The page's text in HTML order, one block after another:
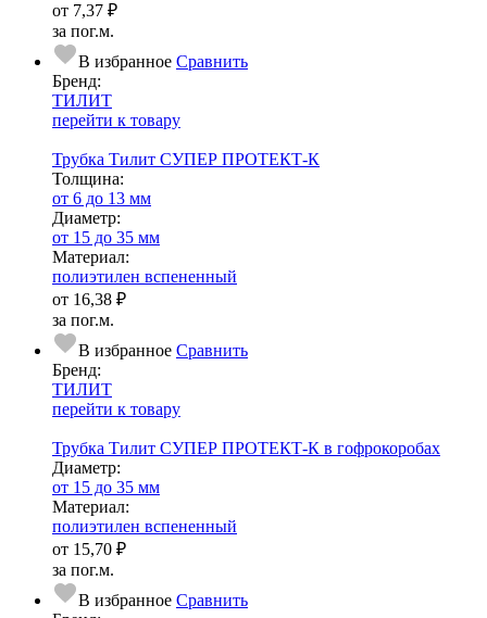
от 7,37 ₽
за пог.м.
В избранное Сравнить
Бренд:
ТИЛИТ
перейти к товару
Трубка Тилит СУПЕР ПРОТЕКТ-К
Тол­щи­на:
от 6 до 13 мм
Диаметр:
от 15 до 35 мм
Ма­­те­­ри­­ал:
полиэтилен вспененный
от 16,38 ₽
за пог.м.
В избранное Сравнить
Бренд:
ТИЛИТ
перейти к товару
Трубка Тилит СУПЕР ПРОТЕКТ-К в гофрокоробах
Диаметр:
от 15 до 35 мм
Ма­­те­­ри­­ал:
полиэтилен вспененный
от 15,70 ₽
за пог.м.
В избранное Сравнить